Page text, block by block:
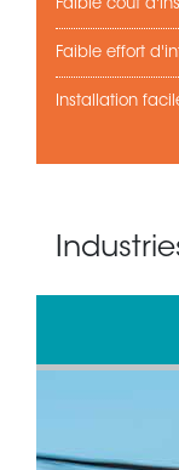
Faible coût
Faible effort
Installation